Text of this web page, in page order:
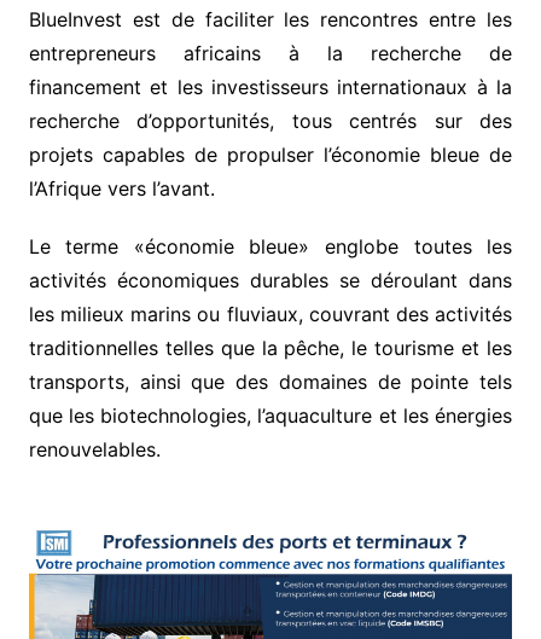
BlueInvest est de faciliter les rencontres entre les
entrepreneurs africains à la recherche de
financement et les investisseurs internationaux à la
recherche d’opportunités, tous centrés sur des
projets capables de propulser l’économie bleue de
l’Afrique vers l’avant.
Le terme «économie bleue» englobe toutes les
activités économiques durables se déroulant dans
les milieux marins ou fluviaux, couvrant des activités
traditionnelles telles que la pêche, le tourisme et les
transports, ainsi que des domaines de pointe tels
que les biotechnologies, l’aquaculture et les énergies
renouvelables.